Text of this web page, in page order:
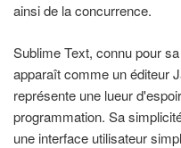
ainsi de la concurrence.
Sublime Text, connu pour
apparaît comme un éditeur
représente une lueur
programmation. Sa
une interface utilisateur